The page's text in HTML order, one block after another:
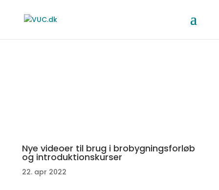
Nye videoer til brug i brobygningsforløb
og introduktionskurser
22. apr 2022